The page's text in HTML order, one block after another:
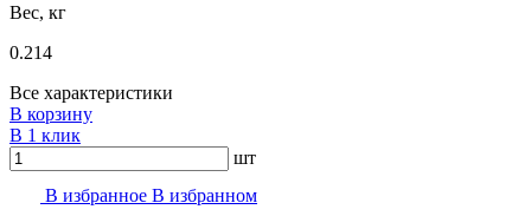
Вес, кг
0.214
Все характеристики
В корзину
В 1 клик
шт
В избранноe В избранном